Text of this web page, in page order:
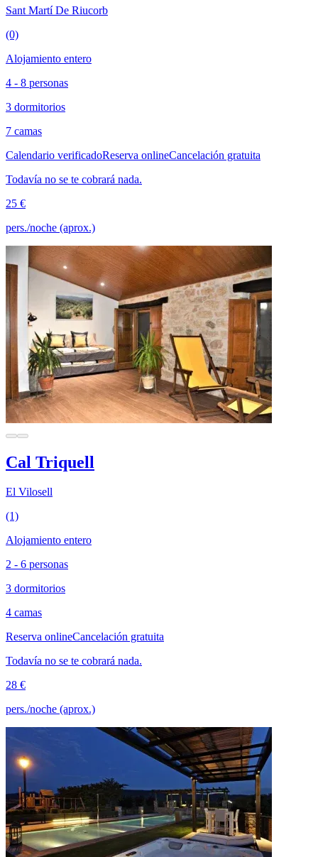
Sant Martí De Riucorb
(0)
Alojamiento entero
4 - 8 personas
3 dormitorios
7 camas
Calendario verificadoReserva onlineCancelación gratuita
Todavía no se te cobrará nada.
25 €
pers./noche (aprox.)
Cal Triquell
El Vilosell
(1)
Alojamiento entero
2 - 6 personas
3 dormitorios
4 camas
Reserva onlineCancelación gratuita
Todavía no se te cobrará nada.
28 €
pers./noche (aprox.)